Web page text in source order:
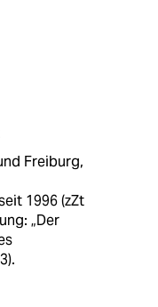
Freiburg,
1996 (zZt
„Der